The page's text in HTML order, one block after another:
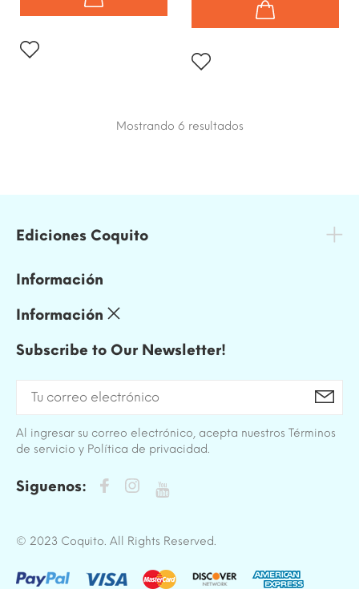
Mostrando 6 resultados
Ediciones Coquito
Información
Información
Subscribe to Our Newsletter!
Al ingresar su correo electrónico, acepta nuestros Términos
de servicio y Política de privacidad.
Siguenos:
© 2023 Coquito. All Rights Reserved.